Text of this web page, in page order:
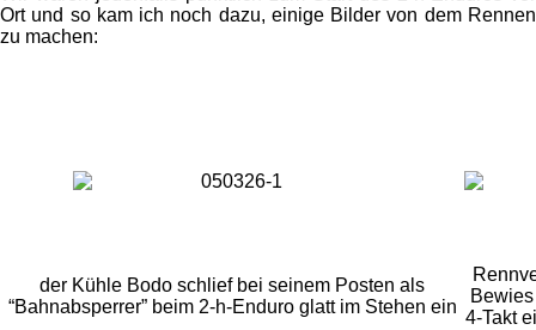
Ort und so kam ich noch dazu, einige Bilder von dem Rennen
zu machen:
der Kühle Bodo schlief bei seinem Posten als
“Bahnabsperrer” beim 2-h-Enduro glatt im Stehen ein
4-Takt